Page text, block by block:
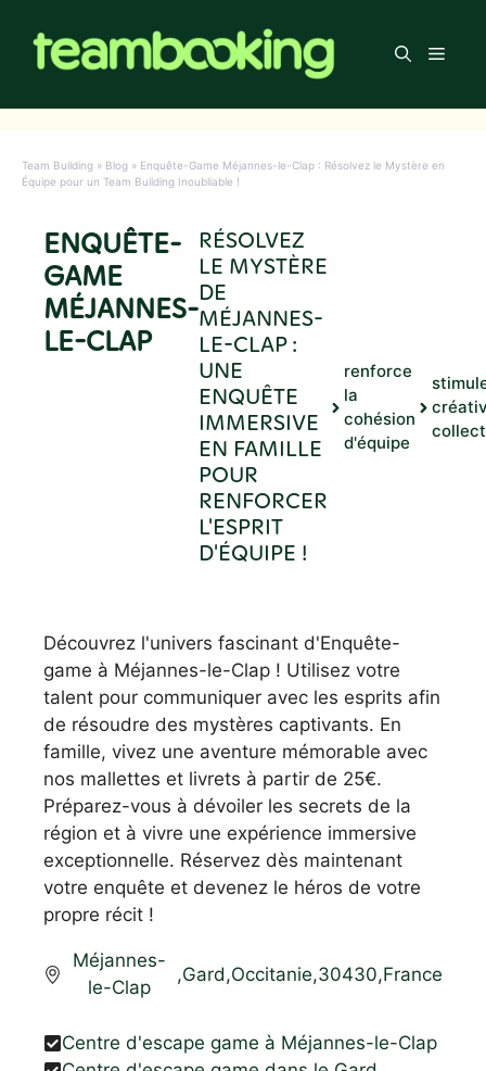
contenu
Menu
Team Building » Blog » Enquête-Game Méjannes-le-Clap : Résolvez le Mystère en
Équipe pour un Team Building Inoubliable !
ENQUÊTE-
GAME
MÉJANNES-
LE-CLAP
RÉSOLVEZ
LE MYSTÈRE
DE
MÉJANNES-
LE-CLAP :
UNE
ENQUÊTE
IMMERSIVE
EN FAMILLE
POUR
RENFORCER
L'ESPRIT
D'ÉQUIPE !
renforce
la
cohésion
d'équipe
Découvrez l'univers fascinant d'Enquête-
game à Méjannes-le-Clap ! Utilisez votre
talent pour communiquer avec les esprits afin
de résoudre des mystères captivants. En
famille, vivez une aventure mémorable avec
nos mallettes et livrets à partir de 25€.
Préparez-vous à dévoiler les secrets de la
région et à vivre une expérience immersive
exceptionnelle. Réservez dès maintenant
votre enquête et devenez le héros de votre
propre récit !
Méjannes-
le-Clap
,Gard,Occitanie,30430,France
Centre d'escape game à Méjannes-le-Clap